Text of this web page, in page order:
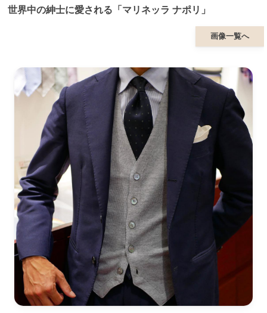
世界中の紳士に愛される「マリネッラ ナポリ」
画像一覧へ